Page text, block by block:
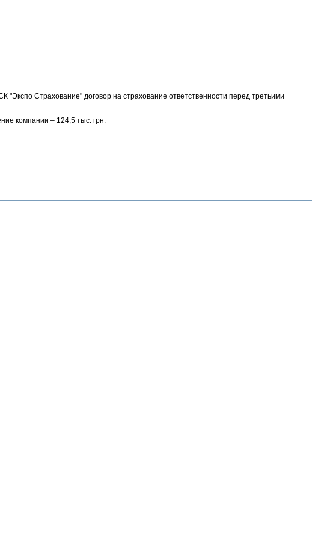
Страхование" договор на страхование ответственности перед третьими
компании – 124,5 тыс. грн.